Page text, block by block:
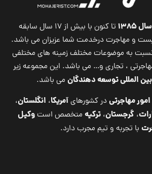
۱۳۸۵
تا کنون با بیش از ۱۷ سال سابقه
و مهاجرت درخدمت شما عزیزان می باشد.
به موضوعات مختلف زمینه های مختلفی
، تجاری و… می باشد. این مجموعه زیر
المللی توسعه دهندگان می باشد.
امور مهاجرتیدر کشورهایآمریکا، انگلستان،
، گرجستان، ترکیه متخصص استوکیل
با تجربه و تیم مجرب دارد.